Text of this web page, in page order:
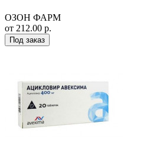
ОЗОН ФАРМ
от 212.00 р.
Под заказ